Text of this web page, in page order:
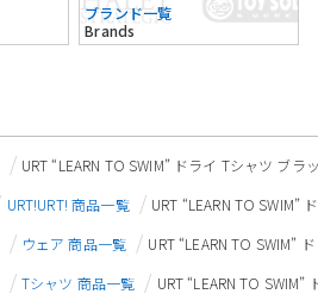
ブランド一覧
Brands
URT “LEARN TO SWIM” ドライ Tシャツ ブラ
URT!URT! 商品一覧
URT “LEARN TO SWIM”
ウェア 商品一覧
URT “LEARN TO SWIM”
Tシャツ 商品一覧
URT “LEARN TO